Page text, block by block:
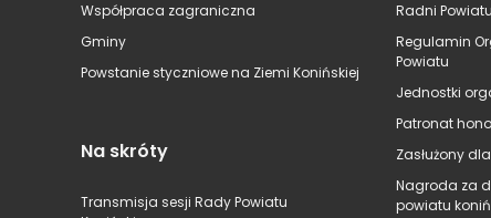
Współpraca zagraniczna
Gminy
Powstanie styczniowe na Ziemi Konińskiej
Na skróty
Transmisja sesji Rady Powiatu
Radni
Regulamin
Powiatu
Jednostki
Patronat
Zasłużony
Nagroda za
powiatu